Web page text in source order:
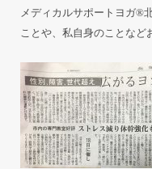
メディカルサポートヨガ®
ことや、私自身のことなど